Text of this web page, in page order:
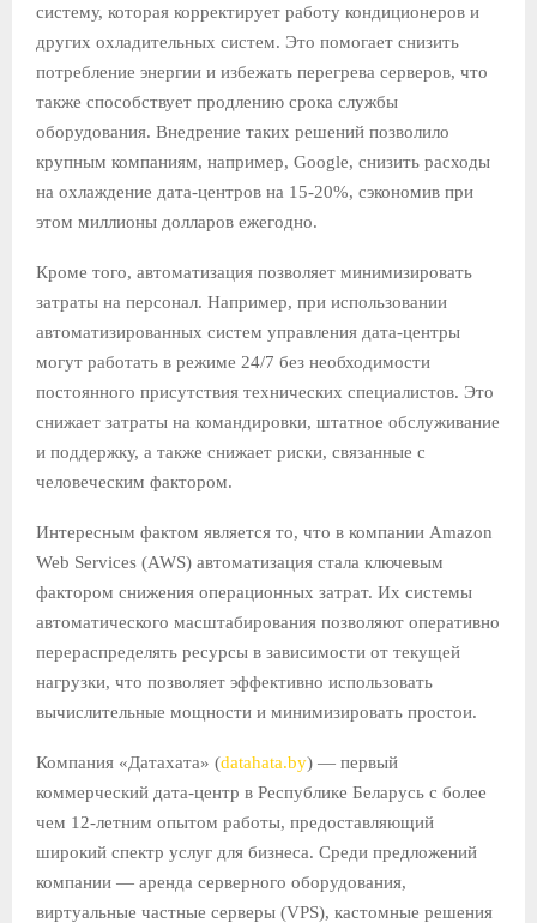
систему, которая корректирует работу кондиционеров и
других охладительных систем. Это помогает снизить
потребление энергии и избежать перегрева серверов, что
также способствует продлению срока службы
оборудования. Внедрение таких решений позволило
крупным компаниям, например, Google, снизить расходы
на охлаждение дата-центров на 15-20%, сэкономив при
этом миллионы долларов ежегодно.
Кроме того, автоматизация позволяет минимизировать
затраты на персонал. Например, при использовании
автоматизированных систем управления дата-центры
могут работать в режиме 24/7 без необходимости
постоянного присутствия технических специалистов. Это
снижает затраты на командировки, штатное обслуживание
и поддержку, а также снижает риски, связанные с
человеческим фактором.
Интересным фактом является то, что в компании Amazon
Web Services (AWS) автоматизация стала ключевым
фактором снижения операционных затрат. Их системы
автоматического масштабирования позволяют оперативно
перераспределять ресурсы в зависимости от текущей
нагрузки, что позволяет эффективно использовать
вычислительные мощности и минимизировать простои.
Компания «Датахата» (datahata.by) — первый
коммерческий дата-центр в Республике Беларусь с более
чем 12-летним опытом работы, предоставляющий
широкий спектр услуг для бизнеса. Среди предложений
компании — аренда серверного оборудования,
виртуальные частные серверы (VPS), кастомные решения